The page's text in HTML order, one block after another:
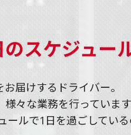
スケジュー
届けするドライバー。
々な業務を行っていま
ルで1日を過ごしてい